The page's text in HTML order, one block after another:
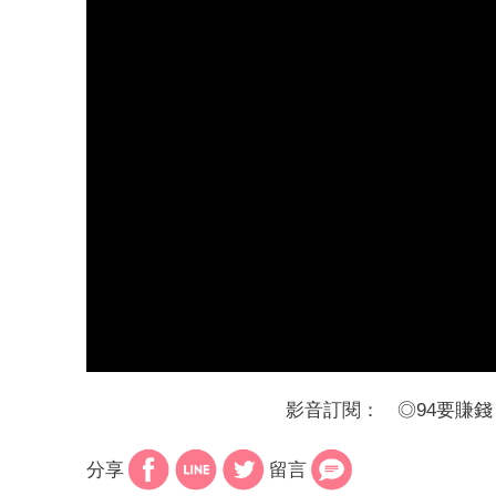
影音訂閱： ◎94要賺錢
分享 留言